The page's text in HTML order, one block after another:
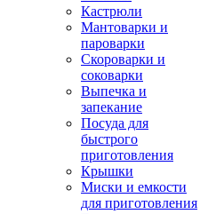
Кастрюли
Мантоварки и
пароварки
Скороварки и
соковарки
Выпечка и
запекание
Посуда для
быстрого
приготовления
Крышки
Миски и емкости
для приготовления